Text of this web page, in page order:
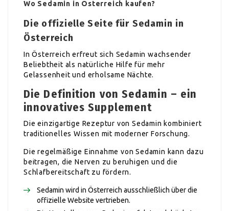
Wo Sedamin in Österreich kaufen?
Die offizielle Seite für Sedamin in
Österreich
In Österreich erfreut sich Sedamin wachsender
Beliebtheit als natürliche Hilfe für mehr
Gelassenheit und erholsame Nächte.
Die Definition von Sedamin – ein
innovatives Supplement
Die einzigartige Rezeptur von Sedamin kombiniert
traditionelles Wissen mit moderner Forschung.
Die regelmäßige Einnahme von Sedamin kann dazu
beitragen, die Nerven zu beruhigen und die
Schlafbereitschaft zu fördern.
Sedamin wird in Österreich ausschließlich über die
offizielle Website vertrieben.